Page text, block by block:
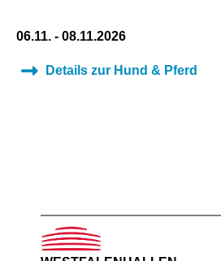
06.11. - 08.11.2026
Details zur Hund & Pferd